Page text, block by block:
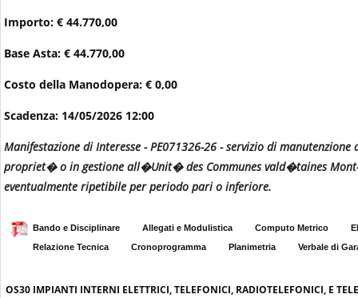
Importo: € 44.770,00
Base Asta: € 44.770,00
Costo della Manodopera: € 0,00
Scadenza: 14/05/2026 12:00
Manifestazione di Interesse - PE071326-26 - servizio di
propriet� o in gestione all�Unit� des Communes vald�taines
eventualmente ripetibile per periodo pari o inferiore.
Bando e Disciplinare Allegati e Modulistica Computo Metrico
Relazione Tecnica
Cronoprogramma Planimetria Verbale di
OS30 IMPIANTI INTERNI ELETTRICI, TELEFONICI, RADIOTELEFONICI, E